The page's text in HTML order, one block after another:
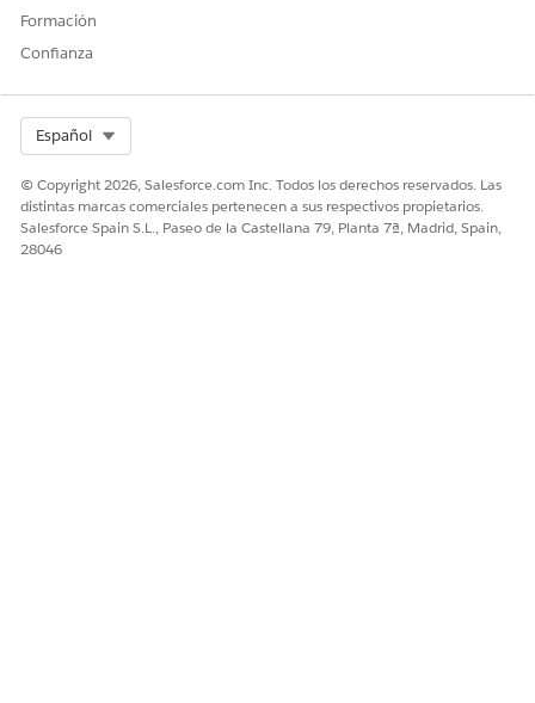
Formación
Confianza
Español
© Copyright 2026, Salesforce.com Inc. Todos los derechos reservados. Las
distintas marcas comerciales pertenecen a sus respectivos propietarios.
Salesforce Spain S.L., Paseo de la Castellana 79, Planta 7ª, Madrid, Spain,
28046